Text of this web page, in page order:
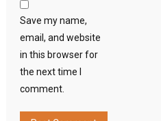
Save my name,
email, and website
in this browser for
the next time I
comment.